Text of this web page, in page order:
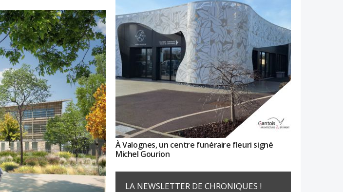
À Valognes, un centre funéraire fleuri signé
Michel Gourion
LA NEWSLETTER DE CHRONIQUES !